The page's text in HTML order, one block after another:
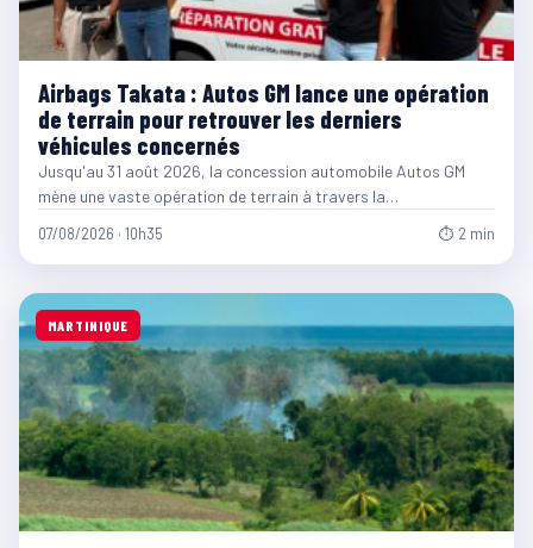
Airbags Takata : Autos GM lance une opération
de terrain pour retrouver les derniers
véhicules concernés
Jusqu'au 31 août 2026, la concession automobile Autos GM
mène une vaste opération de terrain à travers la…
07/08/2026 · 10h35 ⏱ 2 min
MARTINIQUE